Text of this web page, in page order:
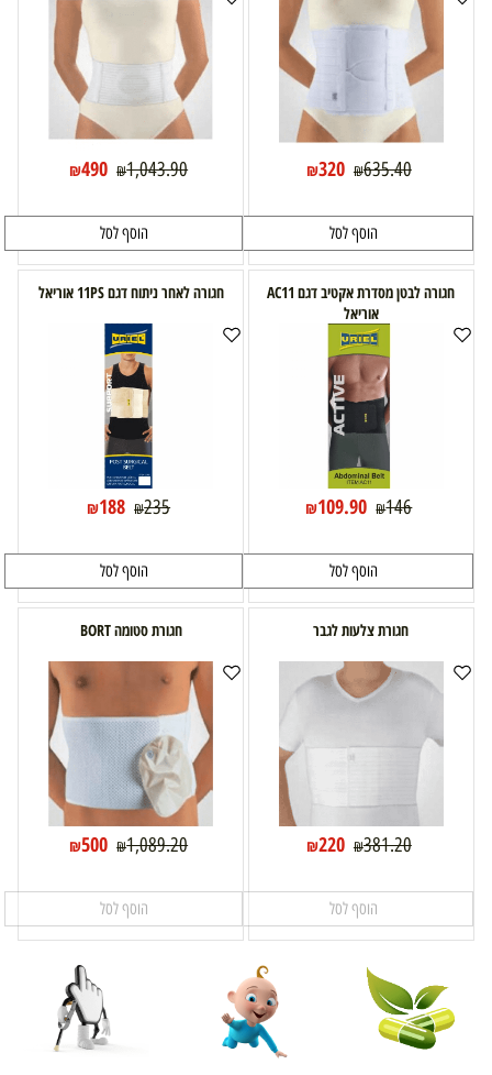
₪635.40
₪320
הוסף לסל
₪1,043.90
₪490
הוסף לסל
חגורה לבטן מסדרת אקטיב דגם AC11
אוריאל
₪146
₪109.90
הוסף לסל
חגורה לאחר ניתוח דגם 11PS אוריאל
₪235
₪188
הוסף לסל
חגורת צלעות לגבר
₪381.20
₪220
הוסף לסל
חגורת סטומה BORT
₪1,089.20
₪500
הוסף לסל